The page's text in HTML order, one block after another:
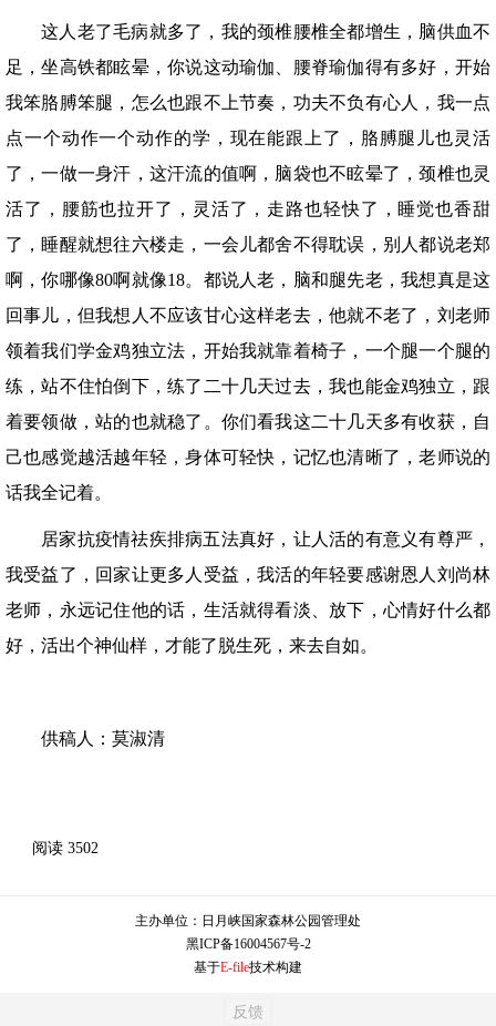
这人老了毛病就多了，我的颈椎腰椎全都增生，脑供血不
足，坐高铁都眩晕，你说这动瑜伽、腰脊瑜伽得有多好，开始
我笨胳膊笨腿，怎么也跟不上节奏，功夫不负有心人，我一点
点一个动作一个动作的学，现在能跟上了，胳膊腿儿也灵活
了，一做一身汗，这汗流的值啊，脑袋也不眩晕了，颈椎也灵
活了，腰筋也拉开了，灵活了，走路也轻快了，睡觉也香甜
了，睡醒就想往六楼走，一会儿都舍不得耽误，别人都说老郑
啊，你哪像80啊就像18。都说人老，脑和腿先老，我想真是这
回事儿，但我想人不应该甘心这样老去，他就不老了，刘老师
领着我们学金鸡独立法，开始我就靠着椅子，一个腿一个腿的
练，站不住怕倒下，练了二十几天过去，我也能金鸡独立，跟
着要领做，站的也就稳了。你们看我这二十几天多有收获，自
己也感觉越活越年轻，身体可轻快，记忆也清晰了，老师说的
话我全记着。
居家抗疫情祛疾排病五法真好，让人活的有意义有尊严，
我受益了，回家让更多人受益，我活的年轻要感谢恩人刘尚林
老师，永远记住他的话，生活就得看淡、放下，心情好什么都
好，活出个神仙样，才能了脱生死，来去自如。
供稿人：莫淑清
阅读 3502
主办单位： 日月峡国家森林公园管理处
黑ICP备16004567号-2
基于E-file技术构建
反馈